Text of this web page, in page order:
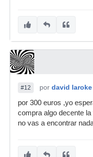
#12 por david laroke
por 300 euros ,yo
compra algo decente
no vas a encontrar